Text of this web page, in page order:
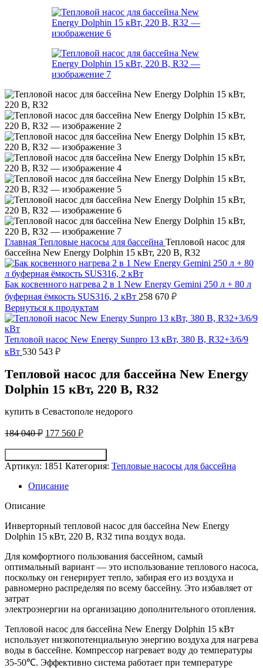
Главная Тепловые насосы для бассейна Тепловой насос для
бассейна New Energy Dolphin 15 кВт, 220 В, R32
Бак косвенного нагрева 2 в 1 New Energy Gemini 250 л + 80 л
буферная ёмкость SUS316, 2 кВт 258 670 ₽
Вернуться к продуктам
Тепловой насос New Energy Sunpro 13 кВт, 380 В, R32+3/6/9
кВт 530 543 ₽
Тепловой насос для бассейна New Energy
Dolphin 15 кВт, 220 В, R32
купить в Севастополе недорого
184 040₽ Первоначальная
составляла
184
177 560 ₽Текущая
177
560 ₽.
Артикул: 1851 Категория: Тепловые насосы для бассейна
Описание
Описание
Инверторный тепловой насос для бассейна New Energy
Dolphin 15 кВт, 220 В, R32 типа воздух вода.
Для комфортного пользования бассейном, самый
оптимальный вариант — это использование теплового насоса,
поскольку он генерирует тепло, забирая его из воздуха и
равномерно распределяя по всему бассейну. Это избавляет от
затрат
электроэнергии на организацию дополнительного отопления.
Тепловой насос для бассейна New Energy Dolphin 15 кВт
использует низкопотенциальную энергию воздуха для нагрева
воды в бассейне. Компрессор нагревает воду до температуры
35-50℃. Эффективно система работает при температуре